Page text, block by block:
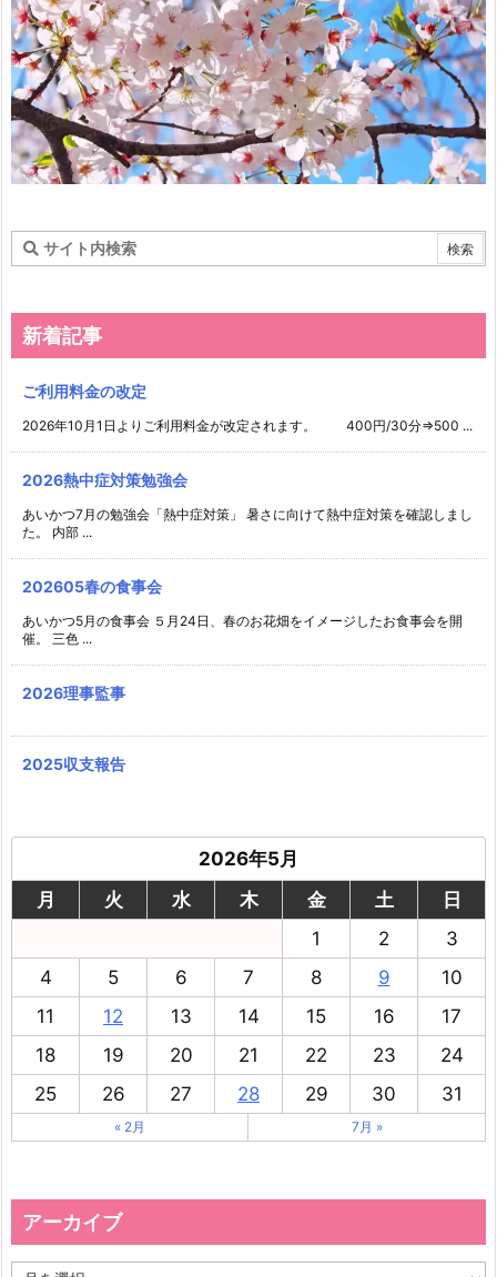
新着記事
ご利用料金の改定
2026年10月1日よりご利用料金が改定されます。 400円/30分⇒500 ...
2026熱中症対策勉強会
あいかつ7月の勉強会「熱中症対策」 暑さに向けて熱中症対策を確認しまし
た。 内部 ...
202605春の食事会
あいかつ5月の食事会 ５月24日、春のお花畑をイメージしたお食事会を開
催。 三色 ...
2026理事監事
2025収支報告
2026年5月
月
火 水 木 金 土
日
1
2
3
4
5 6 7 8 9
10
11
12 13 14 15 16
17
18
19 20 21 22 23
24
25
26 27 28 29 30 31
« 2月 7月 »
アーカイブ